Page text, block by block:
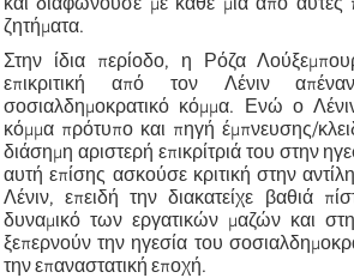
ζητήματα.
Στην ίδια περίοδο, η Ρόζα
επικριτική από τον Λένιν
σοσιαλδημοκρατικό κόμμα. Ενώ ο
κόμμα πρότυπο και πηγή έμπνευσης/
διάσημη αριστερή επικρίτριά του στην
αυτή επίσης ασκούσε κριτική στην
Λένιν, επειδή την διακατείχε βαθιά
δυναμικό των εργατικών μαζών και
ξεπερνούν την ηγεσία του
την επαναστατική εποχή.